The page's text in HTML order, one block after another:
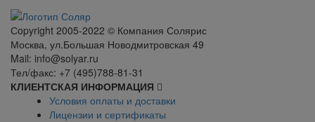
Сopyright 2005-2022 © Компания Солярис
Москва, ул.Большая Новодмитровская 49
Mail: info@solyar.ru
Тел/факс: +7 (495)788-81-31
КЛИЕНТСКАЯ ИНФОРМАЦИЯ
Условия оплаты и доставки
Лицензии и сертификаты